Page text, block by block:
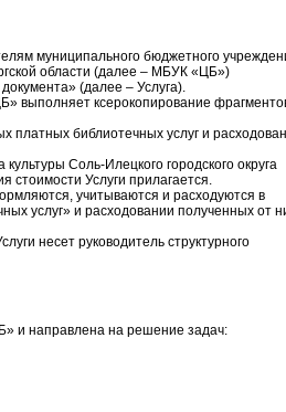
муниципального бюджетного
области (далее – МБУК «ЦБ»)
(далее – Услуга).
выполняет ксерокопирование
платных библиотечных услуг и
Соль-Илецкого городского округа
стоимости Услуги прилагается.
учитываются и расходуются в
услуг» и расходовании полученных от
несет руководитель структурного
и направлена на решение задач: